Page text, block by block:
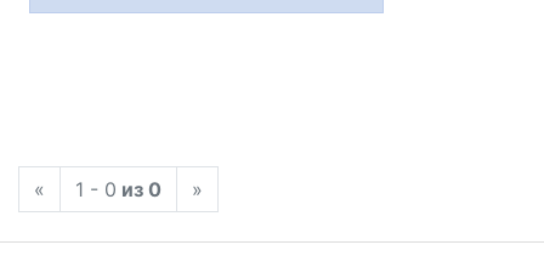
« 1 - 0 из 0 »